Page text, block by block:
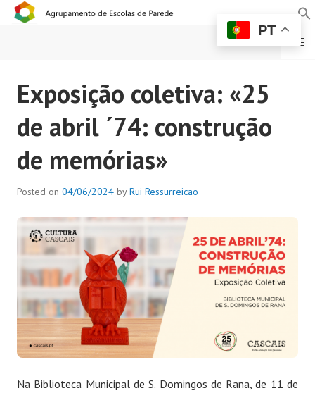
AGRUPAMENTO DE
ESCOLAS DE PAREDE
MENU
Exposição coletiva: «25
de abril ´74: construção
de memórias»
Posted on 04/06/2024 byRui Ressurreicao
Na Biblioteca Municipal de S. Domingos de Rana, de 11 de
PT